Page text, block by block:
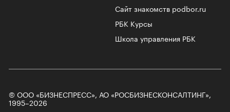
Сайт знакомств podbor.ru
РБК Курсы
Школа управления РБК
© ООО «БИЗНЕСПРЕСС», АО «РОСБИЗНЕСКОНСАЛТИНГ»,
1995–2026